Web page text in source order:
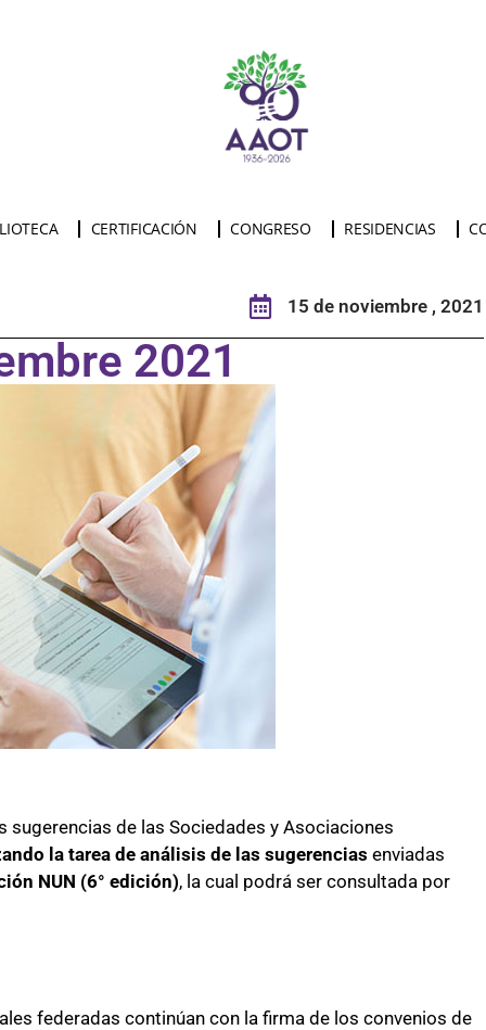
CERTIFICACIÓN CONGRESO RESIDENCIAS
15 de noviembre , 2021
2021
sugerencias de las Sociedades y Asociaciones
la tarea de análisis de las sugerencias enviadas
NUN (6° edición), la cual podrá ser consultada por
federadas continúan con la firma de los convenios de